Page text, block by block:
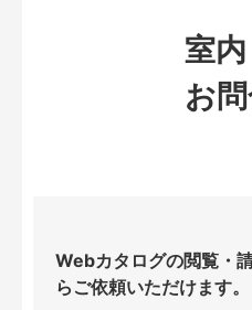
室
お
Webカタログの閲覧・
らご依頼いただけます。